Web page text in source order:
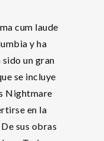
cum laude
y ha
un gran
se incluye
Nightmare
en la
sus obras